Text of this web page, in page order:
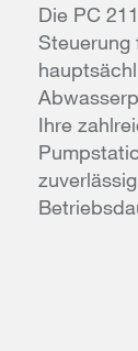
Die PC
Steuerung
Ihre